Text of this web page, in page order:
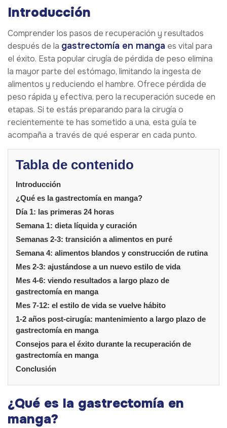
Introducción
Comprender los pasos de recuperación y resultados
después de la gastrectomía en manga es vital para
el éxito. Esta popular cirugía de pérdida de peso elimina
la mayor parte del estómago, limitando la ingesta de
alimentos y reduciendo el hambre. Ofrece pérdida de
peso rápida y efectiva, pero la recuperación sucede en
etapas. Si te estás preparando para la cirugía o
recientemente te has sometido a una, esta guía te
acompaña a través de qué esperar en cada punto.
Tabla de contenido
Introducción
¿Qué es la gastrectomía en manga?
Día 1: las primeras 24 horas
Semana 1: dieta líquida y curación
Semanas 2-3: transición a alimentos en puré
Semana 4: alimentos blandos y construcción de rutina
Mes 2-3: ajustándose a un nuevo estilo de vida
Mes 4-6: viendo resultados a largo plazo de
gastrectomía en manga
Mes 7-12: el estilo de vida se vuelve hábito
1-2 años post-cirugía: mantenimiento a largo plazo de
gastrectomía en manga
Consejos para el éxito durante la recuperación de
gastrectomía en manga
Conclusión
¿Qué es la gastrectomía en
manga?